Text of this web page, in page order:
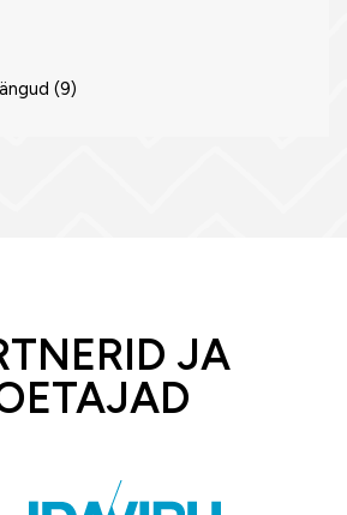
(9)
JA